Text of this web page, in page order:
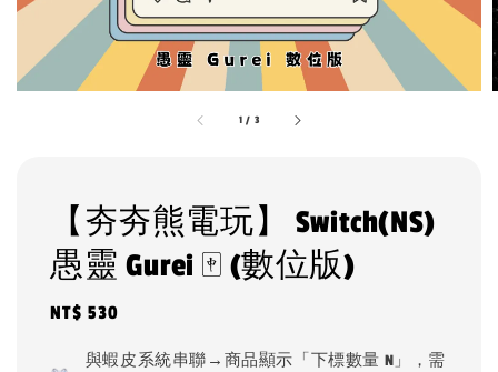
1 / 3
【夯夯熊電玩】 Switch(NS)
愚靈 Gurei 🀄 (數位版)
Regular
NT$ 530
與蝦皮系統串聯→商品顯示「下標數量 N」，需